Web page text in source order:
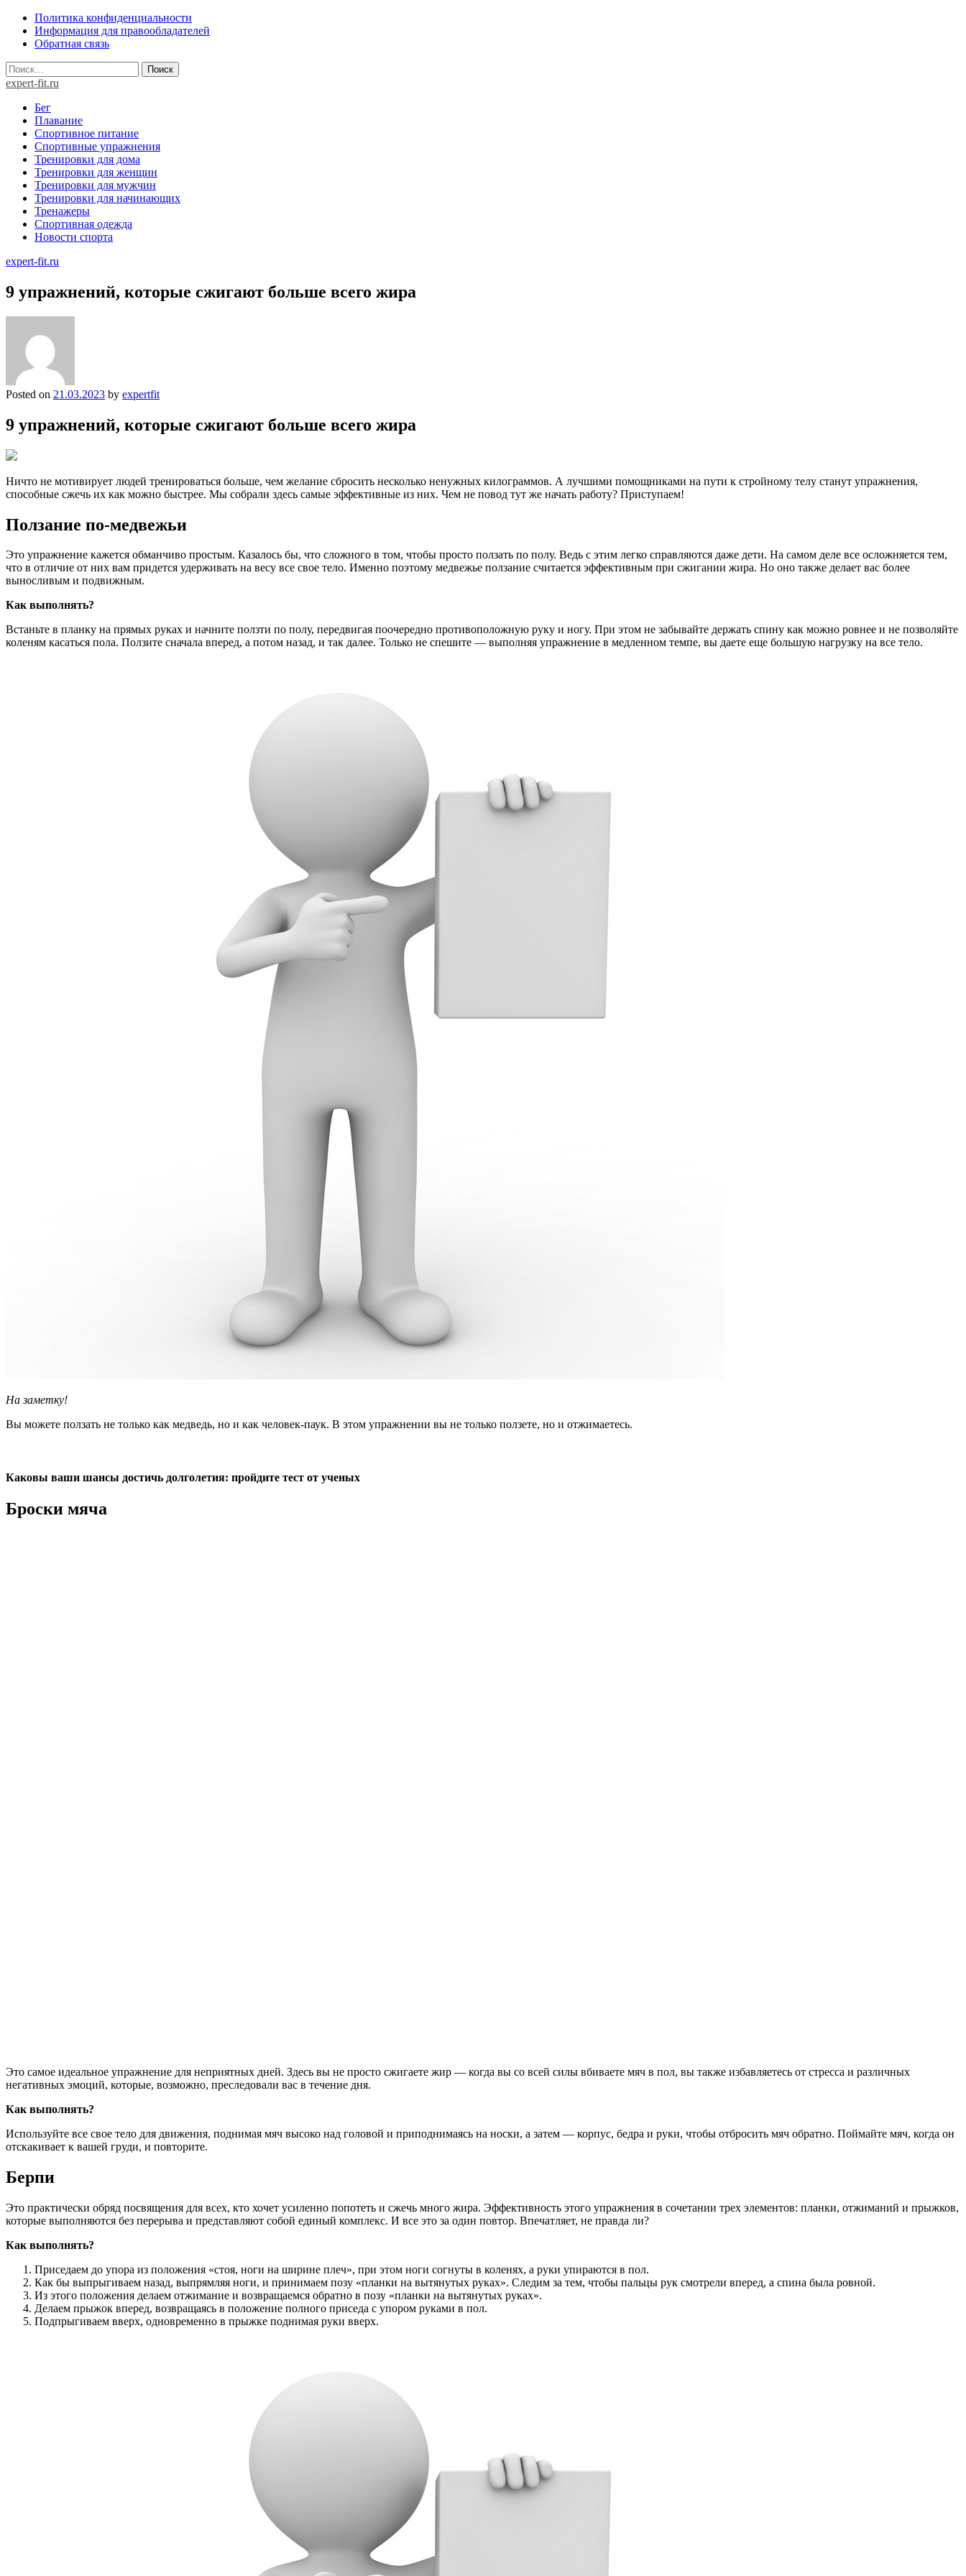
Skip
content
Политика конфиденциальности
Информация для правообладателей
Обратная связь
Найти:
expert-fit.ru
Бег
Плавание
Спортивное питание
Спортивные упражнения
Тренировки для дома
Тренировки для женщин
Тренировки для мужчин
Тренировки для начинающих
Тренажеры
Спортивная одежда
Новости спорта
expert-fit.ru
9 упражнений, которые сжигают больше всего жира
Posted on 21.03.2023 by expertfit
9 упражнений, которые сжигают больше всего жира
Ничто не мотивирует людей тренироваться больше, чем желание сбросить несколько ненужных килограммов. А лучшими помощниками на пути к стройному телу станут упражнения,
способные сжечь их как можно быстрее. Мы собрали здесь самые эффективные из них. Чем не повод тут же начать работу? Приступаем!
Ползание по-медвежьи
Это упражнение кажется обманчиво простым. Казалось бы, что сложного в том, чтобы просто ползать по полу. Ведь с этим легко справляются даже дети. На самом деле все осложняется тем,
что в отличие от них вам придется удерживать на весу все свое тело. Именно поэтому медвежье ползание считается эффективным при сжигании жира. Но оно также делает вас более
выносливым и подвижным.
Как выполнять?
Встаньте в планку на прямых руках и начните ползти по полу, передвигая поочередно противоположную руку и ногу. При этом не забывайте держать спину как можно ровнее и не позволяйте
коленям касаться пола. Ползите сначала вперед, а потом назад, и так далее. Только не спешите — выполняя упражнение в медленном темпе, вы даете еще большую нагрузку на все тело.
На заметку!
Вы можете ползать не только как медведь, но и как человек-паук. В этом упражнении вы не только ползете, но и отжимаетесь.
Каковы ваши шансы достичь долголетия: пройдите тест от ученых
Броски мяча
Это самое идеальное упражнение для неприятных дней. Здесь вы не просто сжигаете жир — когда вы со всей силы вбиваете мяч в пол, вы также избавляетесь от стресса и различных
негативных эмоций, которые, возможно, преследовали вас в течение дня.
Как выполнять?
Используйте все свое тело для движения, поднимая мяч высоко над головой и приподнимаясь на носки, а затем — корпус, бедра и руки, чтобы отбросить мяч обратно. Поймайте мяч, когда он
отскакивает к вашей груди, и повторите.
Берпи
Это практически обряд посвящения для всех, кто хочет усиленно попотеть и сжечь много жира. Эффективность этого упражнения в сочетании трех элементов: планки, отжиманий и прыжков,
которые выполняются без перерыва и представляют собой единый комплекс. И все это за один повтор. Впечатляет, не правда ли?
Как выполнять?
Приседаем до упора из положения «стоя, ноги на ширине плеч», при этом ноги согнуты в коленях, а руки упираются в пол.
Как бы выпрыгиваем назад, выпрямляя ноги, и принимаем позу «планки на вытянутых руках». Следим за тем, чтобы пальцы рук смотрели вперед, а спина была ровной.
Из этого положения делаем отжимание и возвращаемся обратно в позу «планки на вытянутых руках».
Делаем прыжок вперед, возвращаясь в положение полного приседа с упором руками в пол.
Подпрыгиваем вверх, одновременно в прыжке поднимая руки вверх.